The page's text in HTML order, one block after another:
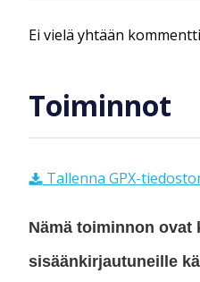
Ei vielä yhtään
Toiminnot
Tallenna GPX-
Nämä toiminnon ovat
sisäänkirjautuneille